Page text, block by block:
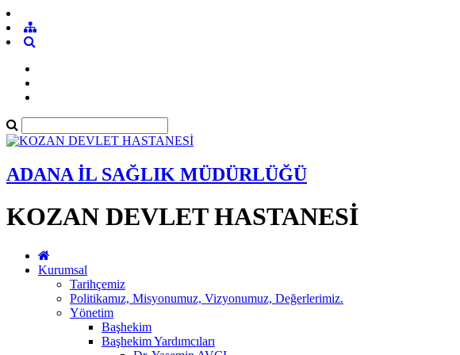
ADANA İL SAĞLIK MÜDÜRLÜĞÜ
KOZAN DEVLET HASTANESİ
Kurumsal
Tarihçemiz
Politikamız, Misyonumuz, Vizyonumuz, Değerlerimiz.
Yönetim
Başhekim
Başhekim Yardımcıları